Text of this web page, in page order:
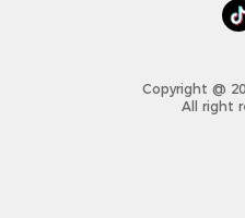
Copyright @
All right